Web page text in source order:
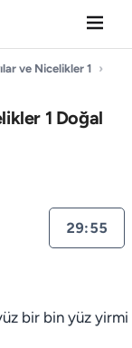
ve Nicelikler 1
›
1 Doğal
29:55
bir bin yüz yirmi